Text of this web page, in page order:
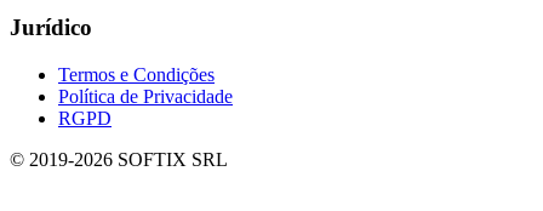
Jurídico
Termos e Condições
Política de Privacidade
RGPD
© 2019-2026 SOFTIX SRL